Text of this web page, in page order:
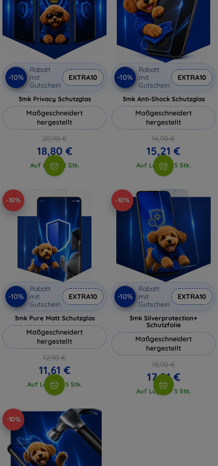
-10%
Rabatt
mit
Gutschein
EXTRA10
3mk Privacy Schutzglas
Maßgeschneidert
hergestellt
20,90 €
18,80 €
Auf Lager 2 Stk.
-10%
Rabatt
mit
Gutschein
EXTRA10
3mk Anti-Shock Schutzglas
Maßgeschneidert
hergestellt
16,90 €
15,21 €
Auf Lager > 5 Stk.
-10%
-10%
Rabatt
mit
Gutschein
EXTRA10
3mk Pure Matt Schutzglas
Maßgeschneidert
hergestellt
12,90 €
11,61 €
Auf Lager > 5 Stk.
-10%
-10%
Rabatt
mit
Gutschein
EXTRA10
3mk Silverprotection+
Schutzfolie
Maßgeschneidert
hergestellt
18,90 €
17,01 €
Auf Lager > 5 Stk.
-10%